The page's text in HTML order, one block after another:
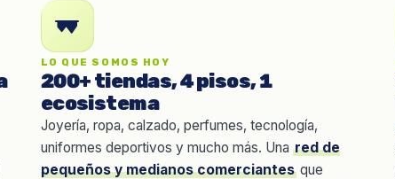
LO QUE SOMOS HOY
200+ tiendas, 4 pisos, 1
ecosistema
Joyería, ropa, calzado, perfumes, tecnología,
uniformes deportivos y mucho más. Una red de
pequeños y medianos comerciantesque